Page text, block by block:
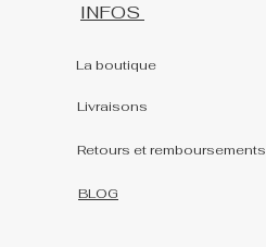
INFOS
La boutique
Livraisons
Retours et remboursements
BLOG